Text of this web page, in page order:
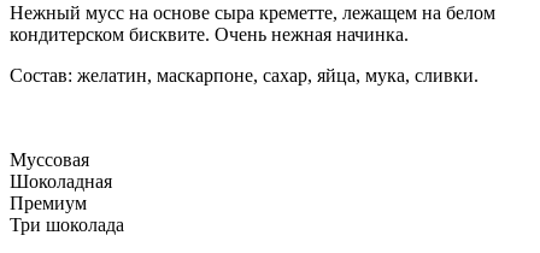
Нежный мусс на основе сыра креметте, лежащем на белом
кондитерском бисквите. Очень нежная начинка.
Состав: желатин, маскарпоне, сахар, яйца, мука, сливки.
Муссовая
Шоколадная
Премиум
Три шоколада